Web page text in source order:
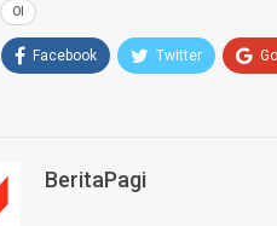
OI
Facebook Twitter
BeritaPagi